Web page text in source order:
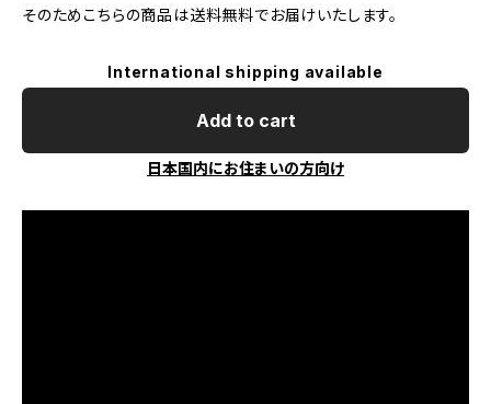
そのためこちらの商品は送料無料でお届けいたします。
International shipping available
Add to cart
日本国内にお住まいの方向け